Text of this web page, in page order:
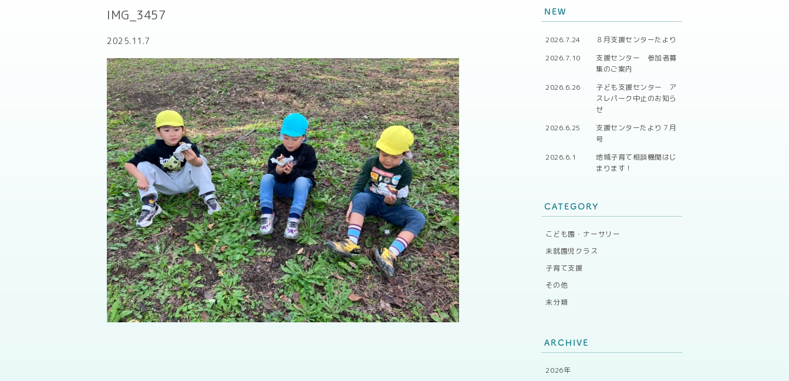
IMG_3457
2025.11.7
NEW
2026.7.24
８月支援センターたより
2026.7.10
支援センター 参加者募
集のご案内
2026.6.26
子ども支援センター ア
スレパーク中止のお知ら
せ
2026.6.25
支援センターたより７月
号
2026.6.1
地域子育て相談機関はじ
まります！
CATEGORY
こども園・ナーサリー
未就園児クラス
子育て支援
その他
未分類
ARCHIVE
2026年